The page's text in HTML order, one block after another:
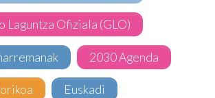
Laguntza Ofiziala (GLO)
2030 Agenda
Euskadi